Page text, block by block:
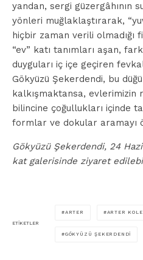
yandan, sergi güzergâhının
yönleri muğlaklaştırarak,
hiçbir zaman verili
“ev” katı tanımları aşan,
duyguları iç içe geçiren
Gökyüzü Şekerdendi, bu
kalkışmaktansa, evlerimizin
bilincine çoğullukları içinde
formlar ve dokular aramayı
Gökyüzü Şekerdendi, 24
kat galerisinde ziyaret
ETIKETLER
ARTER ARTER
GÖKYÜZÜ ŞEKERDENDI